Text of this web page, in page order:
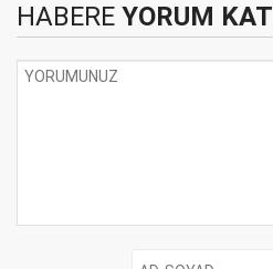
HABERE YORUM KAT